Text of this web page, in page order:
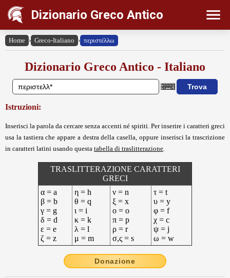
Dizionario Greco Antico
Home › Greco-Italiano › περιστέλλω
Dizionario Greco Antico - Italiano
Istruzioni:
Inserisci la parola da cercare senza accenti né spiriti. Per inserire i caratteri greci
usa la tastiera che appare a destra della casella, oppure inserisci la trascrizione
in caratteri latini usando questa tabella di traslitterazione
TRASLITTERAZIONE CARATTERI
GRECI
α = a
β = b
γ = g
δ = d
ε = e
ζ = z
η = h
θ = q
ι = i
κ = k
λ = l
μ = m
ν = n
ξ = x
ο = o
π = p
ρ = r
σ,ς = s
τ = t
υ = y
φ = f
χ = c
ψ = j
ω = w
Donazione